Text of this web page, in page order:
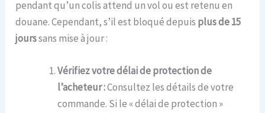
pendant qu’un colis attend un vol ou est retenu en
douane. Cependant, s’il est bloqué depuis plus de 15
jourssans mise à jour :
Vérifiez votre délai de protection de
l’acheteur :Consultez les détails de votre
commande. Si le « délai de protection »